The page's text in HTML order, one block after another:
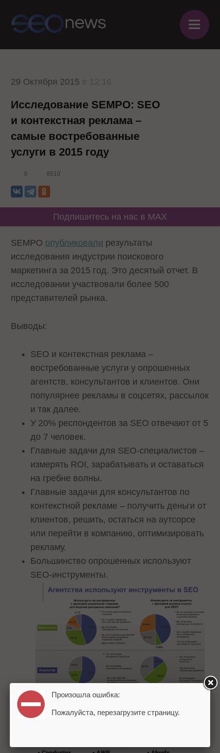
≡
29 Октября 2015
Исследование SEMPO: SEO
и контекстная реклама –
самые востребованные
услуги в 2015 году
0 8510
Подпишитесь на нас в MAX
SEMPO опубликовали результаты
исследования индустрии поискового
маркетинга за 2015 год. Это десятый отчет. В
исследовании участвовали более 500
представителей рынка.
Выводы:
SEO и контекстная реклама –
востребованные услуги у опрошенных
агентств, консультантов и клиентов. Они
популярнее рекламы в соцсетях, рассылок
и так далее.
У 20% респондентов за SEO отвечают от 5
до 7 человек.
Главные задачи для SEO-специалистов –
измерять ROI, зарабатывать и оставаться
на гребне волны.
Главные задачи для консультантов по
контекстной рекламе – получить деньги от
клиентов, решить, остаться на аутсорсе
или перейти в компанию, оптимизировать
рекламу.
Большинство опрошенных используют
SEO-инструменты.
Популярные SEO-инструменты: Moz,
BrightEdge, SEMRush.
Произошла ошибка:
Пожалуйста, перезагрузите страницу.